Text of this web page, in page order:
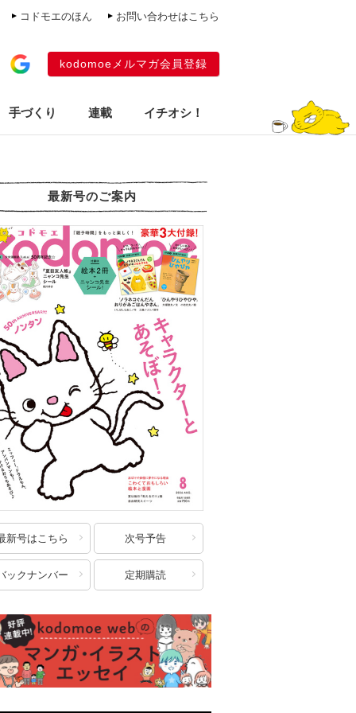
コドモエのほん お問い合わせはこちら
kodomoeメルマガ会員登録
手づくり 連載 イチオシ！
最新号のご案内
新号はこちら 次号予告
ックナンバー 定期購読